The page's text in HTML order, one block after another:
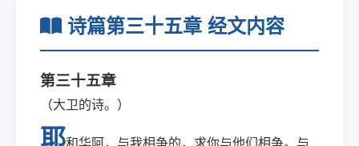
诗篇第三十五章 经文内容
第三十五章
（大卫的诗。）
耶和华阿，与我相争的，求你与他们相争。与